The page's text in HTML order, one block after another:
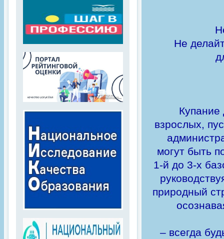
Не
Купание
взрослых,
могут быть
1-й до 3-х
природный
– всегда